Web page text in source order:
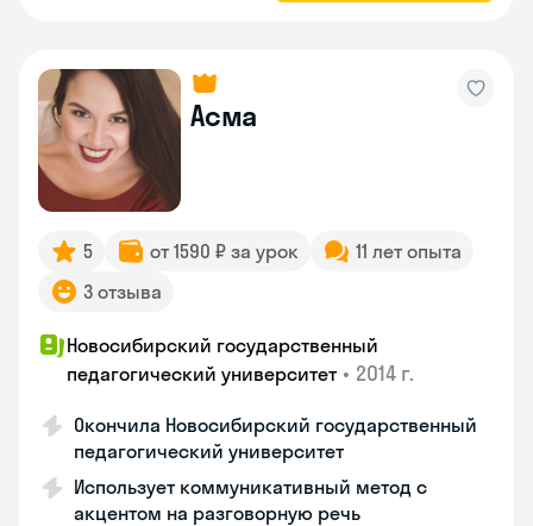
Асма
5 от 1590 ₽ за урок
11 лет опыта
3 отзыва
Новосибирский государственный
педагогический университет • 2014 г.
Окончила Новосибирский государственный
педагогический университет
Использует коммуникативный метод с
акцентом на разговорную речь